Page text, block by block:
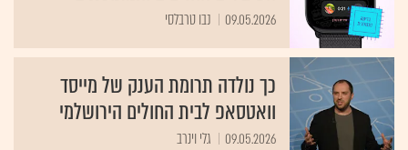
09.05.2026 נבו טרבלסי
כך נולדה תרומת הענק של מייסד
וואטסאפ לבית החולים הירושלמי
09.05.2026 גלי וינרב